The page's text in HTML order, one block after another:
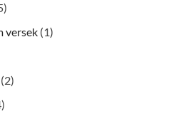
versek (1)
(2)